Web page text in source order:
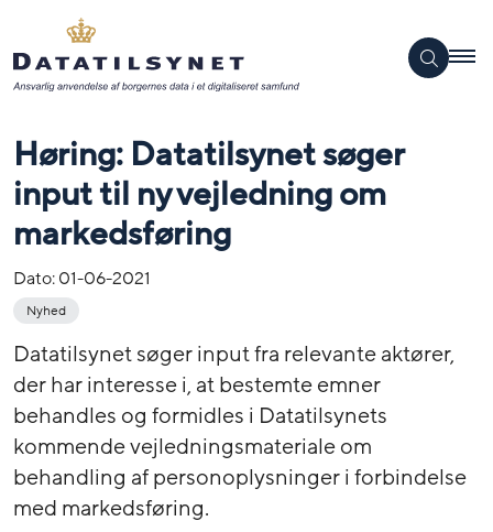
Høring: Datatilsynet søger
input til ny vejledning om
markedsføring
Dato:01-06-2021
Nyhed
Datatilsynet søger input fra relevante aktører,
der har interesse i, at bestemte emner
behandles og formidles i Datatilsynets
kommende vejledningsmateriale om
behandling af personoplysninger i forbindelse
med markedsføring.